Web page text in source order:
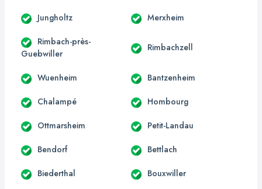
Jungholtz Merxheim
Rimbach-près-
Guebwiller
Rimbachzell
Wuenheim Bantzenheim
Chalampé Hombourg
Ottmarsheim Petit-Landau
Bendorf Bettlach
Biederthal Bouxwiller